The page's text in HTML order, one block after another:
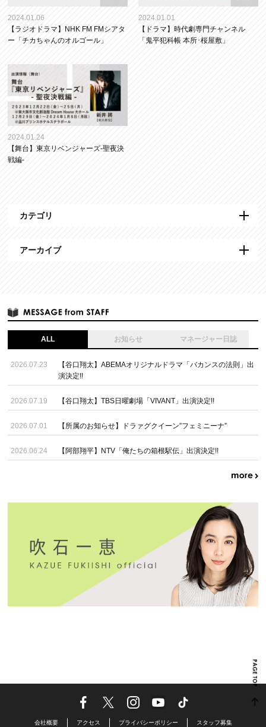
2024.01.06
【ラジオドラマ】NHK FM FMシアタ
ー「チカちゃんのオルゴール」
2024.01.01
【ドラマ】時代劇専門チャンネル
「鬼平犯科帳 本所･桜屋敷」
2024.01.24
【舞台】東京リベンジャーズ-聖夜決
戦編-
カテゴリ
アーカイブ
ALL お知らせ マネージャー日誌
2026.07.23
【谷口翔太】ABEMAオリジナルドラマ「バカンスの法則」出
演決定!!
2026.07.19 【谷口翔太】TBS日曜劇場「VIVANT」出演決定!!
2026.07.01 【所属のお知らせ】ドラァグクイーン”フェミニーナ”
2026.06.24 【阿部翔平】NTV「俺たちの箱根駅伝」出演決定!!
会社概要 アクセス プライバシーポリシー スタッフ募集